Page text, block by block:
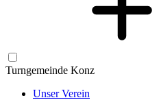
Turngemeinde Konz
Unser Verein